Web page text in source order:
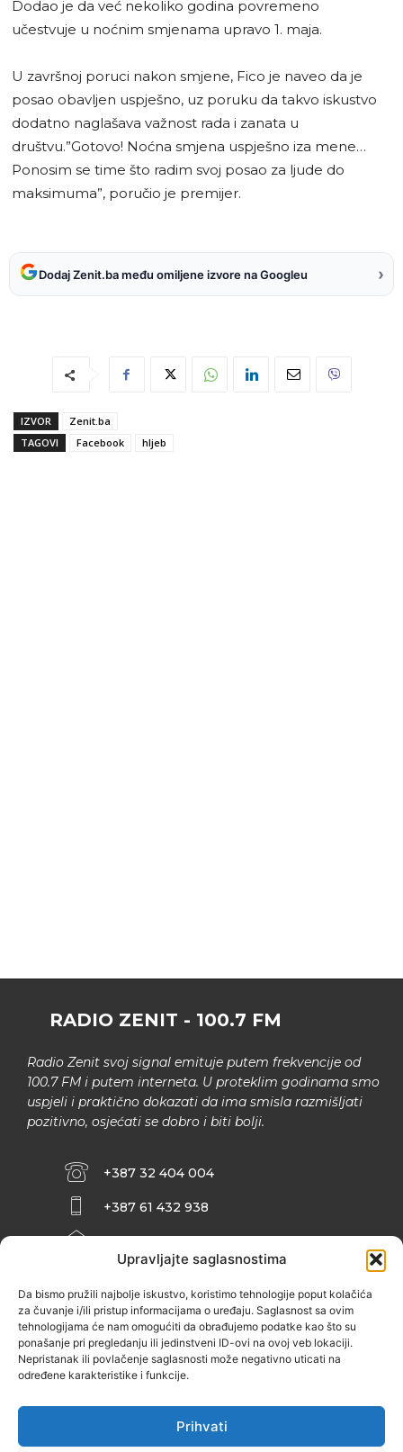
Upravljajte saglasnostima
Da bismo pružili najbolje iskustvo, koristimo tehnologije poput kolačića
za čuvanje i/ili pristup informacijama o uređaju. Saglasnost sa ovim
tehnologijama će nam omogućiti da obrađujemo podatke kao što su
ponašanje pri pregledanju ili jedinstveni ID-ovi na ovoj veb lokaciji.
Nepristanak ili povlačenje saglasnosti može negativno uticati na
određene karakteristike i funkcije.
Prihvati
Dodao je da već nekoliko godina povremeno
učestvuje u noćnim smjenama upravo 1. maja.
U završnoj poruci nakon smjene, Fico je naveo da je
posao obavljen uspješno, uz poruku da takvo iskustvo
dodatno naglašava važnost rada i zanata u
društvu.”Gotovo! Noćna smjena uspješno iza mene…
Ponosim se time što radim svoj posao za ljude do
maksimuma”, poručio je premijer.
Dodaj Zenit.ba među omiljene izvore na Googleu ›
IZVOR
Zenit.ba
TAGOVI
Facebook hljeb
RADIO ZENIT - 100.7 FM
Radio Zenit svoj signal emituje putem frekvencije od
100.7 FM i putem interneta. U proteklim godinama smo
uspjeli i praktično dokazati da ima smisla razmišljati
pozitivno, osjećati se dobro i biti bolji.
+387 32 404 004
+387 61 432 938
ZENIČANKA, 3. SPRAT), 72000 ZENICA